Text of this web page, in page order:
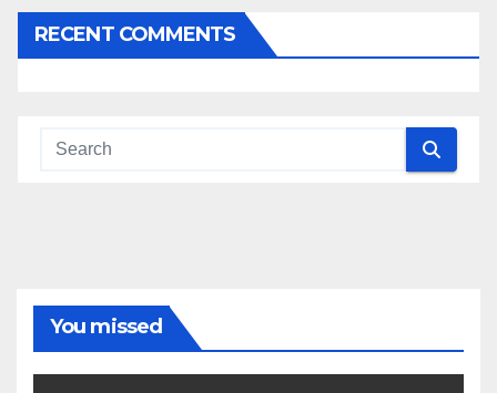
RECENT COMMENTS
You missed